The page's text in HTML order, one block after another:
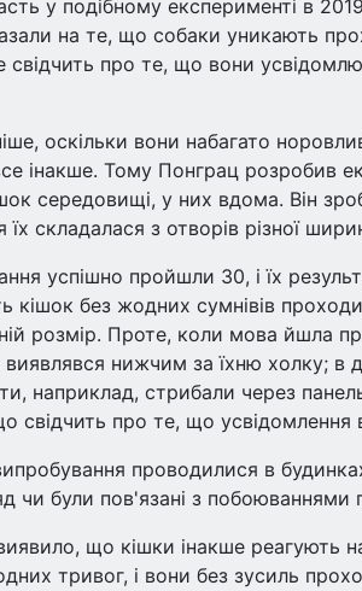
у подібному експерименті в
на те, що собаки уникають
про те, що вони
оскільки вони набагато
інакше. Тому Понграц розробив
середовищі, у них вдома. Він
складалася з отворів різної
успішно пройшли 30, і їх
кішок без жодних сумнівів
розмір. Проте, коли мова йшла
виявлявся нижчим за їхню холку; в
наприклад, стрибали через
свідчить про те, що усвідомлення
проводилися в
чи були пов'язані з
що кішки інакше реагують
тривог, і вони без зусиль